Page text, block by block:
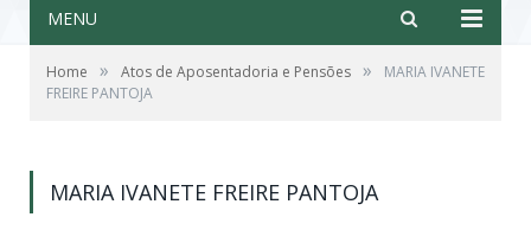
MENU
Home » Atos de Aposentadoria e Pensões »
MARIA IVANETE
FREIRE PANTOJA
MARIA IVANETE FREIRE PANTOJA